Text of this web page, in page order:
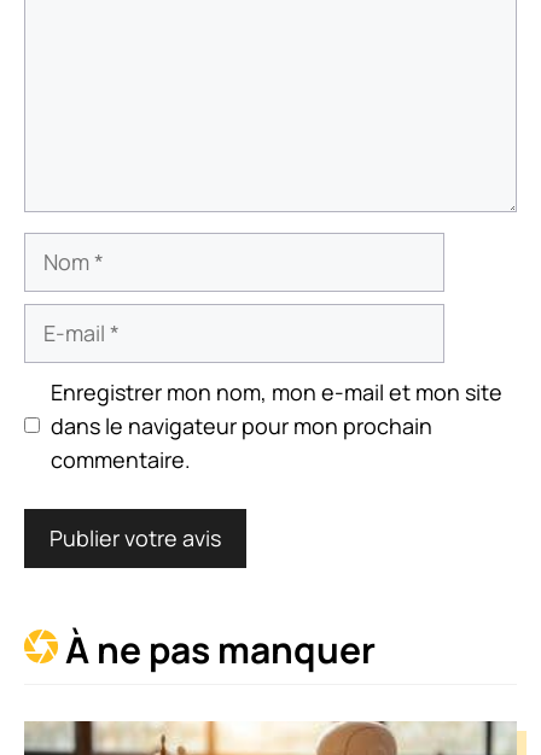
Nom
Enregistrer mon nom, mon e-mail et mon site
dans le navigateur pour mon prochain
commentaire.
À ne pas manquer